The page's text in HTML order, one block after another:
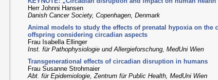
Herr Johnni Hansen
Danish Cancer Society, Copenhagen, Denmark
Animal models to study the effects of prenatal hypoxia on the
offspring considering circadian aspects
Frau Isabella Ellinger
Inst. für Pathophysiologie und Allergieforschung, MedUni Wien
Transgenerational effects of circadian disruption in humans
Frau Susanne Strohmaier
Abt. für Epidemiologie, Zentrum für Public Health, MedUni Wien